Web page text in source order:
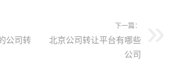
公司转
下一篇：
北京公司转让平台有哪些
公司